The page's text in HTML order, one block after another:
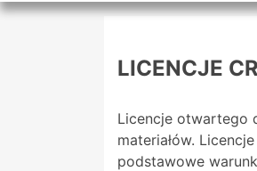
LICENCJE
Licencje otwartego
materiałów.
podstawowe